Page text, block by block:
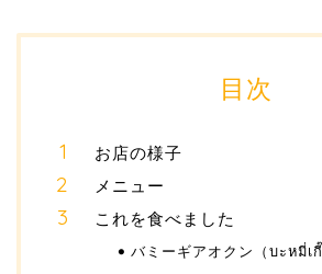
目次
お店の様子
メニュー
これを食べました
バミーギアオクン（บะหมี่เกี๊